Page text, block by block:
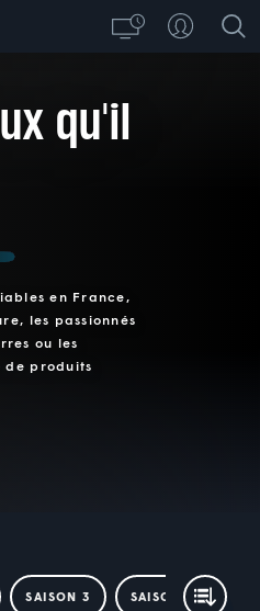
qu'il
en France,
les passionnés
ou les
de produits
SAISON 3 SAISON 4